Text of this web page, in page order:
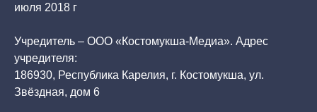
июля 2018 г
Учредитель – ООО «Костомукша-Медиа». Адрес
учредителя:
186930, Республика Карелия, г. Костомукша, ул.
Звёздная, дом 6